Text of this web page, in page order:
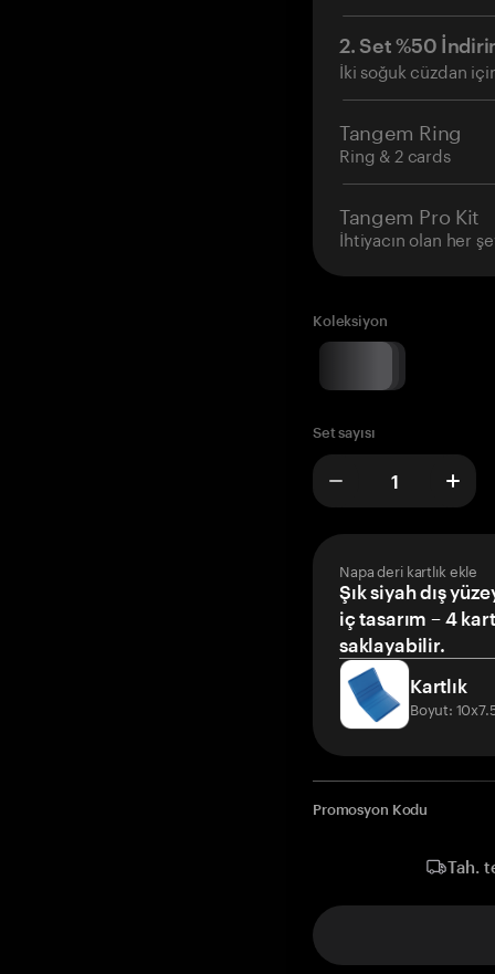
2. Set %50
İki soğuk cüzdan
Tangem Ring
Ring & 2 cards
Tangem Pro Kit
İhtiyacın olan her
Koleksiyon
Set sayısı
Napa deri kartlık ekle
Şık siyah dış
iç tasarım – 4
saklayabilir.
Kartlık
Boyut:
Promosyon Kodu
Tah.